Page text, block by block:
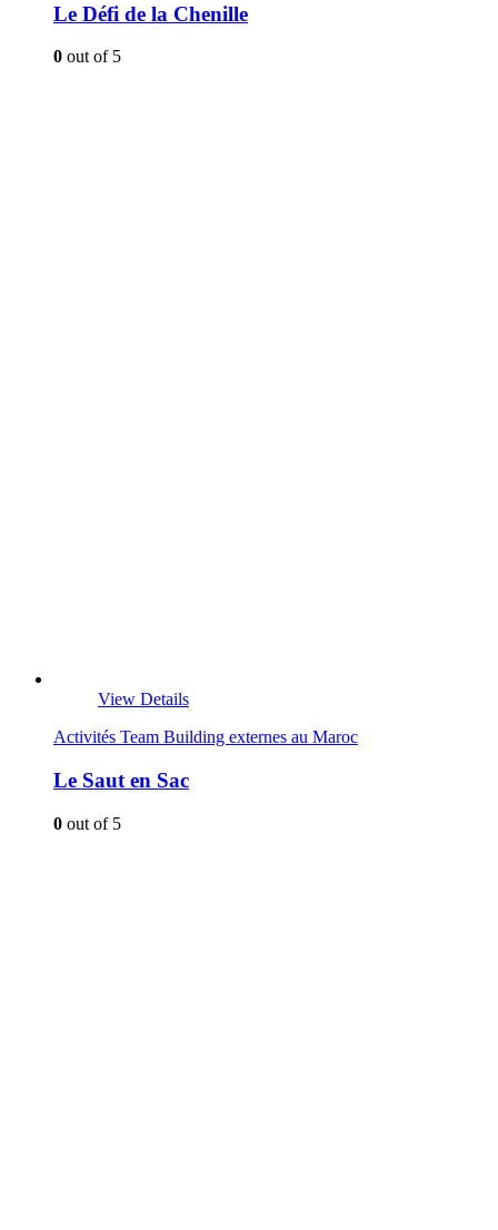
Le Défi de la Chenille
0 out of 5
View Details
Activités Team Building externes au Maroc
Le Saut en Sac
0 out of 5